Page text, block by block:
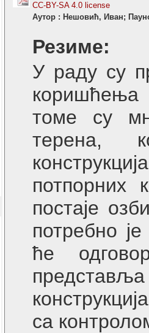
CC-BY-SA 4.0 license
Аутор : Нешовић, Иван;
Резиме:
У раду су
коришћења
томе су
терена,
потпорних
постаје
потребно
ће
са